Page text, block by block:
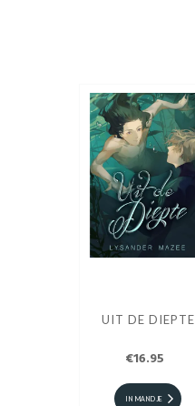
UIT DE DIEPTE
€16.95
IN MANDJE